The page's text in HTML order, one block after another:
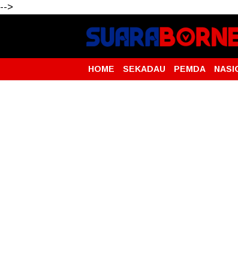
-->
HOME SEKADAU PEMDA